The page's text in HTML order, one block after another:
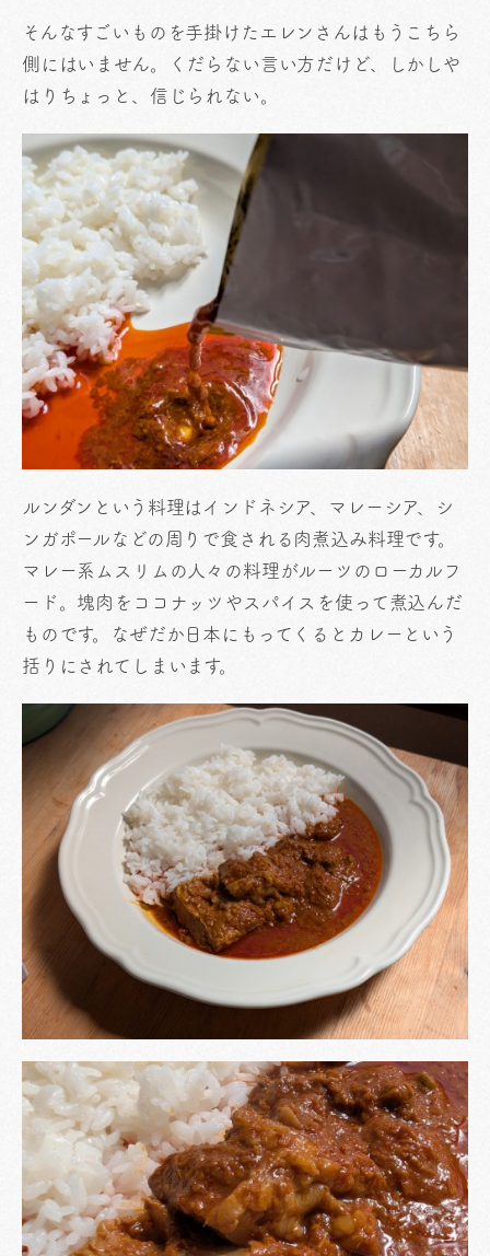
そんなすごいものを手掛けたエレンさんはもうこちら
側にはいません。くだらない言い方だけど、しかしや
はりちょっと、信じられない。
ルンダンという料理はインドネシア、マレーシア、シ
ンガポールなどの周りで食される肉煮込み料理です。
マレー系ムスリムの人々の料理がルーツのローカルフ
ード。塊肉をココナッツやスパイスを使って煮込んだ
ものです。なぜだか日本にもってくるとカレーという
括りにされてしまいます。